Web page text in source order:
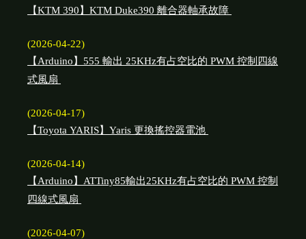
【KTM 390】KTM Duke390 離合器軸承故障
(2026-04-22)
【Arduino】555 輸出 25KHz有占空比的 PWM 控制四線
式風扇
(2026-04-17)
【Toyota YARIS】Yaris 更換搖控器電池
(2026-04-14)
【Arduino】ATTiny85輸出25KHz有占空比的 PWM 控制
四線式風扇
(2026-04-07)